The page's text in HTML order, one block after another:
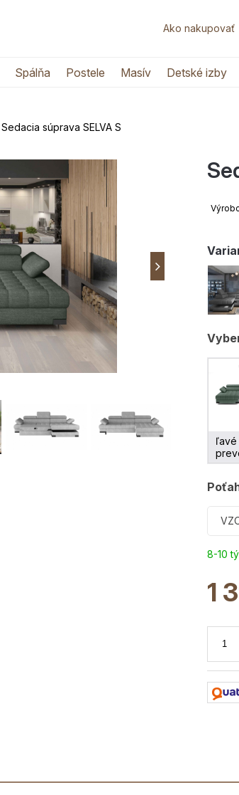
Ako nakupovať
Spálňa Postele Masív Detské izby
Sedacia súprava SELVA S
ľavé
8-10
1